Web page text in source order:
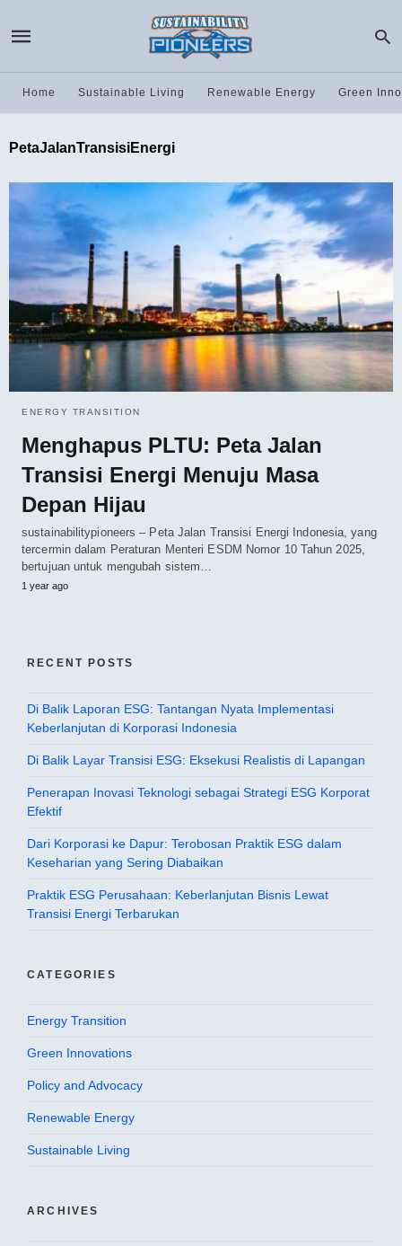
Home Sustainable Living Renewable Energy Green
PetaJalanTransisiEnergi
ENERGY TRANSITION
Menghapus PLTU: Peta Jalan
Transisi Energi Menuju Masa
Depan Hijau
sustainabilitypioneers – Peta Jalan Transisi Energi Indonesia, yang
tercermin dalam Peraturan Menteri ESDM Nomor 10 Tahun 2025,
bertujuan untuk mengubah sistem…
1 year ago
RECENT POSTS
Di Balik Laporan ESG: Tantangan Nyata Implementasi
Keberlanjutan di Korporasi Indonesia
Di Balik Layar Transisi ESG: Eksekusi Realistis di Lapangan
Penerapan Inovasi Teknologi sebagai Strategi ESG Korporat
Efektif
Dari Korporasi ke Dapur: Terobosan Praktik ESG dalam
Keseharian yang Sering Diabaikan
Praktik ESG Perusahaan: Keberlanjutan Bisnis Lewat
Transisi Energi Terbarukan
CATEGORIES
Energy Transition
Green Innovations
Policy and Advocacy
Renewable Energy
Sustainable Living
ARCHIVES